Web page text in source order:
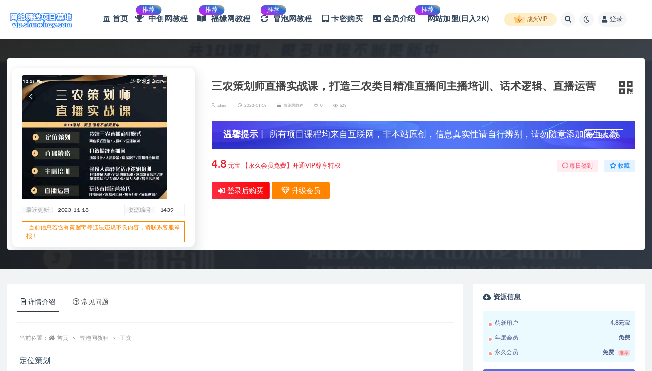
首页
推荐
中创网教程
推荐
福缘网教程
推荐
冒泡网教程 卡密购买 会员介绍
推荐
网站加盟(日入2K) 成为VIP 登录
最近更新 2023-11-18 资源编号 1439
当前信息若含有黄赌毒等违法违规不良内容，请联系客服举
报！
三农策划师直播实战课，​打造三农类目精准直播间​主播培训、话术逻辑、直播运营
admin 2023-11-18 冒泡网教程 0 623
温馨提示 丨 所有项目课程均来自互联网，非本站原创，信息真实性请自行辨别，请勿随意添加陌生人微
信，谨防上当受骗！
升级会员
4.8 元宝 【永久会员免费】开通VIP尊享特权 每日签到 收藏
登录后购买 升级会员
详情介绍 常见问题
当前位置： 首页 冒泡网教程 正文
定位策划
资源信息
萌新用户 4.8元宝
年度会员 免费
永久会员 免费 推荐